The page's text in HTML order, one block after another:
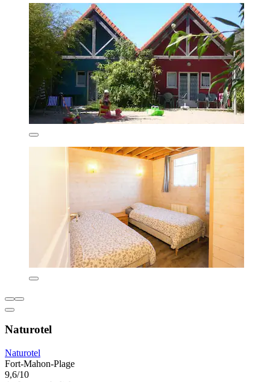
Naturotel
Naturotel
Fort-Mahon-Plage
9,6/10